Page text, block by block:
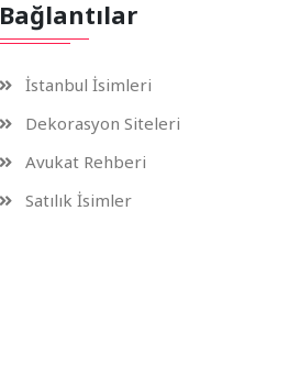
Bağlantılar
İstanbul İsimleri
Dekorasyon Siteleri
Avukat Rehberi
Satılık İsimler